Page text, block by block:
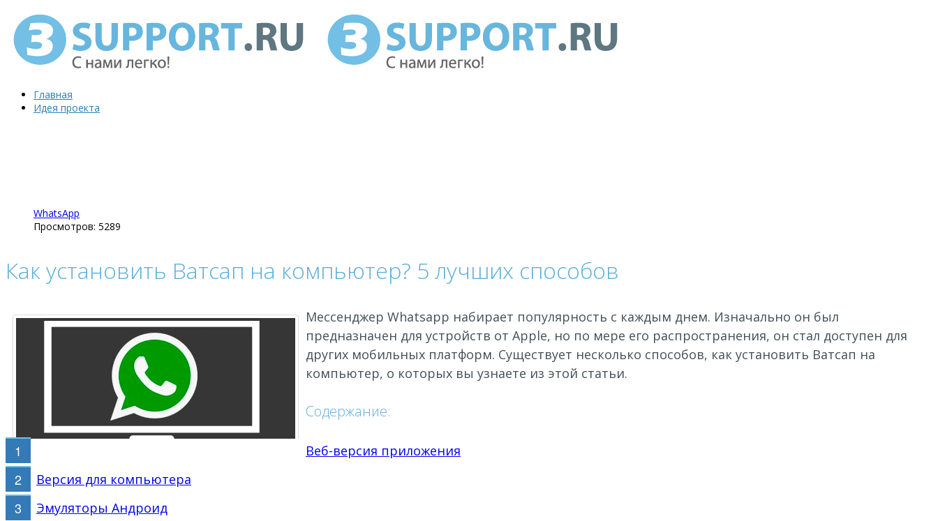
Главная
Идея проекта
WhatsApp
Просмотров: 5289
Как установить Ватсап на компьютер? 5 лучших способов
Мессенджер Whatsapp набирает популярность с каждым днем. Изначально он был
предназначен для устройств от Apple, но по мере его распространения, он стал доступен для
других мобильных платформ. Существует несколько способов, как установить Ватсап на
компьютер, о которых вы узнаете из этой статьи.
Содержание:
Веб-версия приложения
Версия для компьютера
Эмуляторы Андроид